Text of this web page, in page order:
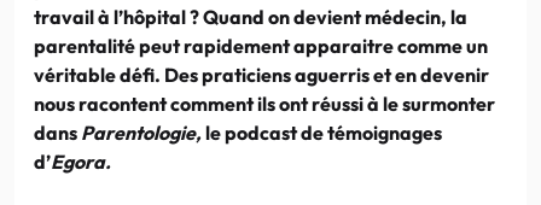
travail à l’hôpital ? Quand on devient médecin, la
parentalité peut rapidement apparaitre comme un
véritable défi. Des praticiens aguerris et en devenir
nous racontent comment ils ont réussi à le surmonter
dans Parentologie,le podcast de témoignages
d’Egora.